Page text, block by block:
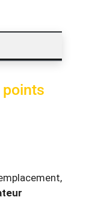
points